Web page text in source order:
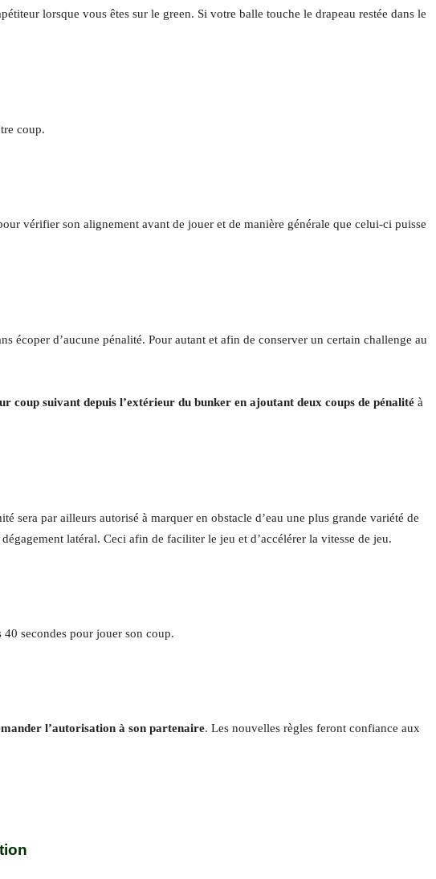
lorsque vous êtes sur le green. Si votre balle touche le drapeau restée dans le
coup.
vérifier son alignement avant de jouer et de manière générale que celui-ci puisse
écoper d’aucune pénalité. Pour autant et afin de conserver un certain challenge au
coup suivant depuis l’extérieur du bunker en ajoutant deux coups de pénalité à
sera par ailleurs autorisé à marquer en obstacle d’eau une plus grande variété de
latéral. Ceci afin de faciliter le jeu et d’accélérer la vitesse de jeu.
secondes pour jouer son coup.
l’autorisation à son partenaire. Les nouvelles règles feront confiance aux